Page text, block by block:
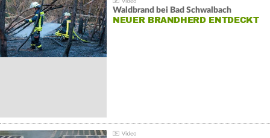
Waldbrand bei Bad Schwalbach
NEUER BRANDHERD ENTDECKT